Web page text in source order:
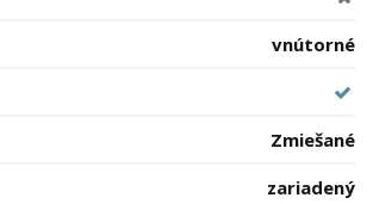
vnútorné
Zmiešané
zariadený